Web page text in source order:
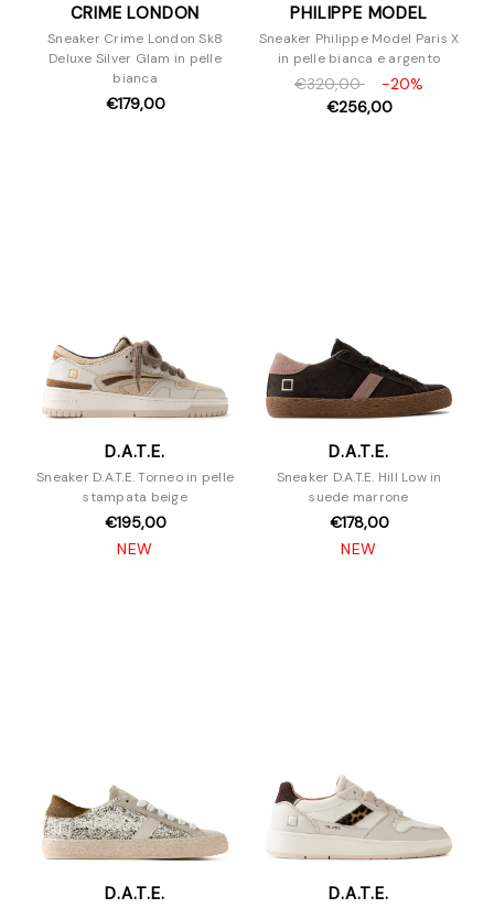
Borse
Accessori
CRIME LONDON
Sneaker Crime London Sk8
Deluxe Silver Glam in pelle
bianca
€179,00
PHILIPPE MODEL
Sneaker Philippe Model Paris X
in pelle bianca e argento
€320,00
-20%
€256,00
D.A.T.E.
Sneaker D.A.T.E. Torneo in pelle
stampata beige
€195,00
NEW
D.A.T.E.
Sneaker D.A.T.E. Hill Low in
suede marrone
€178,00
NEW
D.A.T.E. D.A.T.E.